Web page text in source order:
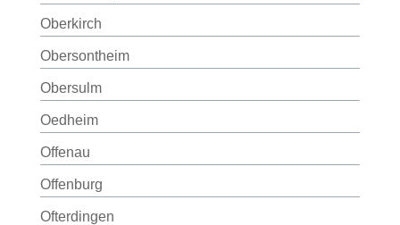
Oberkirch
Obersontheim
Obersulm
Oedheim
Offenau
Offenburg
Ofterdingen